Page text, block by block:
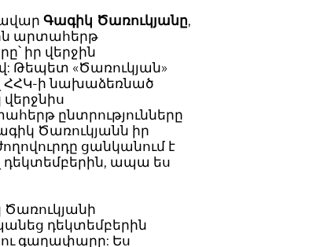
Գագիկ Ծառուկյանը,
արտահերթ
իր վերջին
Թեպետ «Ծառուկյան»
ՀՀԿ-ի նախաձեռնած
ընտրությունները
Ծառուկյանն իր
ցանկանում է
դեկտեմբերին, ապա ես
դեկտեմբերին
գաղափարը: Ես